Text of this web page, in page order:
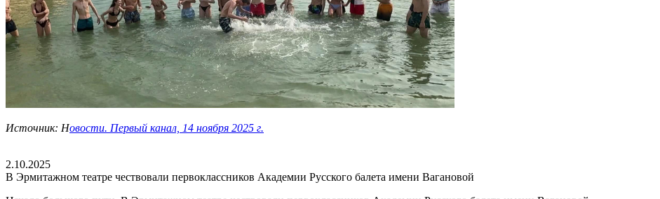
Источник: Новости. Первый канал, 14 ноября 2025 г.
2.10.2025
В Эрмитажном театре чествовали первоклассников Академии Русского балета имени Вагановой